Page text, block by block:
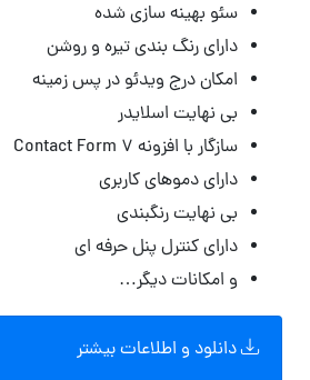
سئو بهینه سازی شده
دارای رنگ بندی تیره و روشن
امکان درج ویدئو در پس زمینه
بی نهایت اسلایدر
سازگار با افزونه Contact Form 7
دارای دموهای کاربری
بی نهایت رنگبندی
دارای کنترل پنل حرفه ای
و امکانات دیگر…
دانلود و اطلاعات بیشتر